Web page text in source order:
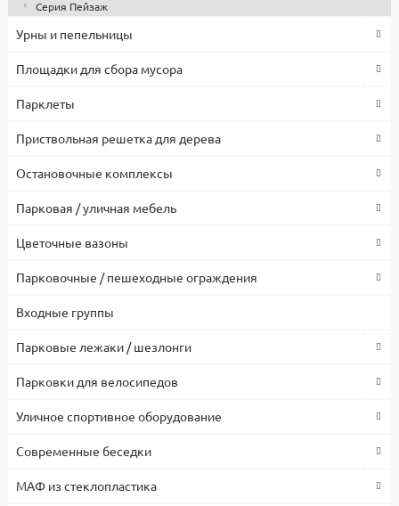
Серия Пейзаж
Урны и пепельницы
Площадки для сбора мусора
Парклеты
Приствольная решетка для дерева
Остановочные комплексы
Парковая / уличная мебель
Цветочные вазоны
Парковочные / пешеходные ограждения
Входные группы
Парковые лежаки / шезлонги
Парковки для велосипедов
Уличное спортивное оборудование
Современные беседки
МАФ из стеклопластика